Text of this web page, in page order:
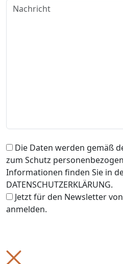
Die Daten werden gemäß
zum Schutz
Informationen finden Sie in
DATENSCHUTZERKLÄRUNG.
Jetzt für den Newsletter
anmelden.